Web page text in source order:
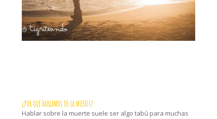
¿POR QUÉ HABLAMOS DE LA MUERTE?
Hablar sobre la muerte suele ser algo tabú para muchas